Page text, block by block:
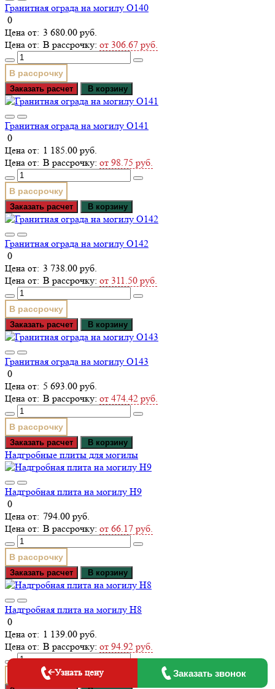
Гранитная ограда на могилу О140
0
3 680.00 руб.
В рассрочку: от 306.67 руб.
В рассрочку
Заказать расчет В корзину
Гранитная ограда на могилу О141
0
1 185.00 руб.
В рассрочку: от 98.75 руб.
В рассрочку
Заказать расчет В корзину
Гранитная ограда на могилу О142
0
3 738.00 руб.
В рассрочку: от 311.50 руб.
В рассрочку
Заказать расчет В корзину
Гранитная ограда на могилу О143
0
5 693.00 руб.
В рассрочку: от 474.42 руб.
В рассрочку
Заказать расчет В корзину
Надгробные плиты для могилы
Надгробная плита на могилу Н9
0
794.00 руб.
В рассрочку: от 66.17 руб.
В рассрочку
Заказать расчет В корзину
Надгробная плита на могилу Н8
0
1 139.00 руб.
В рассрочку: от 94.92 руб.
В рассрочкуУзнать цену Заказать звонок